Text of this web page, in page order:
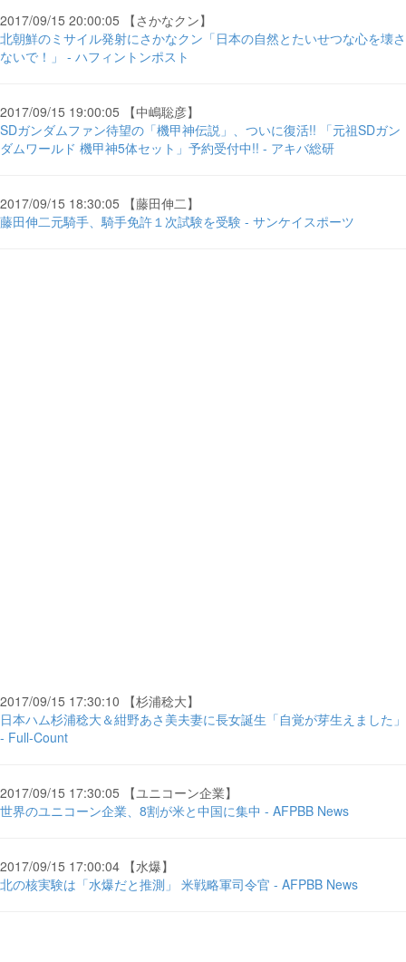
2017/09/15 20:00:05 【さかなクン】
北朝鮮のミサイル発射にさかなクン「日本の自然とたいせつな心を壊さ
ないで！」 - ハフィントンポスト
2017/09/15 19:00:05 【中嶋聡彦】
SDガンダムファン待望の「機甲神伝説」、ついに復活!! 「元祖SDガン
ダムワールド 機甲神5体セット」予約受付中!! - アキバ総研
2017/09/15 18:30:05 【藤田伸二】
藤田伸二元騎手、騎手免許１次試験を受験 - サンケイスポーツ
2017/09/15 17:30:10 【杉浦稔大】
日本ハム杉浦稔大＆紺野あさ美夫妻に長女誕生「自覚が芽生えました」
- Full-Count
2017/09/15 17:30:05 【ユニコーン企業】
世界のユニコーン企業、8割が米と中国に集中 - AFPBB News
2017/09/15 17:00:04 【水爆】
北の核実験は「水爆だと推測」 米戦略軍司令官 - AFPBB News